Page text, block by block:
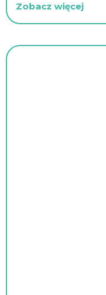
Zobacz więcej